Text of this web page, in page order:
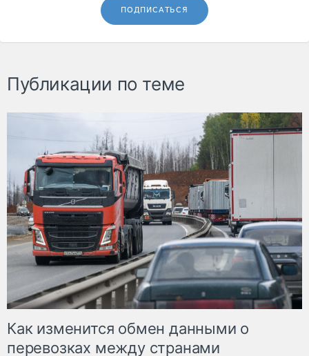
ПОДПИСАТЬСЯ
Публикации по теме
Как изменится обмен данными о
перевозках между странами